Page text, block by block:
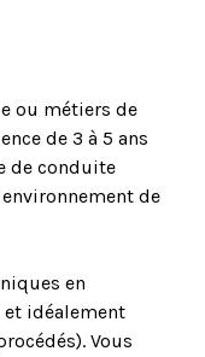
ou métiers de
de 3 à 5 ans
de conduite
de
en
idéalement
Vous